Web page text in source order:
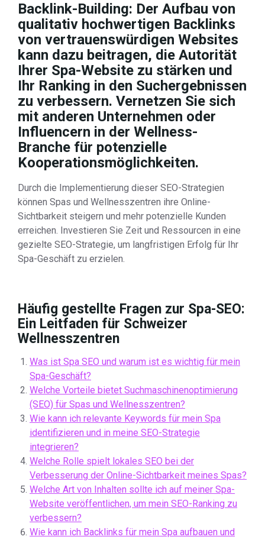
Backlink-Building: Der Aufbau von
qualitativ hochwertigen Backlinks
von vertrauenswürdigen Websites
kann dazu beitragen, die Autorität
Ihrer Spa-Website zu stärken und
Ihr Ranking in den Suchergebnissen
zu verbessern. Vernetzen Sie sich
mit anderen Unternehmen oder
Influencern in der Wellness-
Branche für potenzielle
Kooperationsmöglichkeiten.
Durch die Implementierung dieser SEO-Strategien
können Spas und Wellnesszentren ihre Online-
Sichtbarkeit steigern und mehr potenzielle Kunden
erreichen. Investieren Sie Zeit und Ressourcen in eine
gezielte SEO-Strategie, um langfristigen Erfolg für Ihr
Spa-Geschäft zu erzielen.
Häufig gestellte Fragen zur Spa-SEO:
Ein Leitfaden für Schweizer
Wellnesszentren
Was ist Spa SEO und warum ist es wichtig für mein
Spa-Geschäft?
Welche Vorteile bietet Suchmaschinenoptimierung
(SEO) für Spas und Wellnesszentren?
Wie kann ich relevante Keywords für mein Spa
identifizieren und in meine SEO-Strategie
integrieren?
Welche Rolle spielt lokales SEO bei der
Verbesserung der Online-Sichtbarkeit meines Spas?
Welche Art von Inhalten sollte ich auf meiner Spa-
Website veröffentlichen, um mein SEO-Ranking zu
verbessern?
Wie kann ich Backlinks für mein Spa aufbauen und